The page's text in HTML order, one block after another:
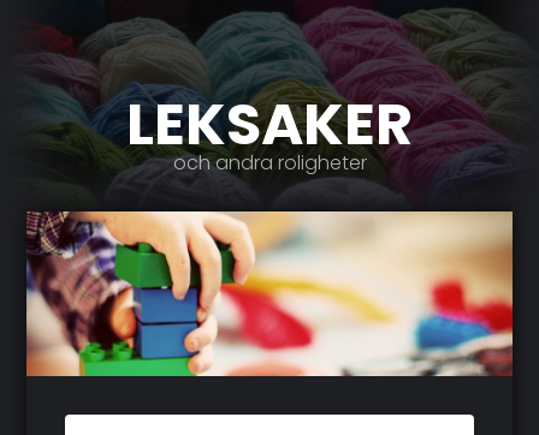
LEKSAKER
och andra roligheter